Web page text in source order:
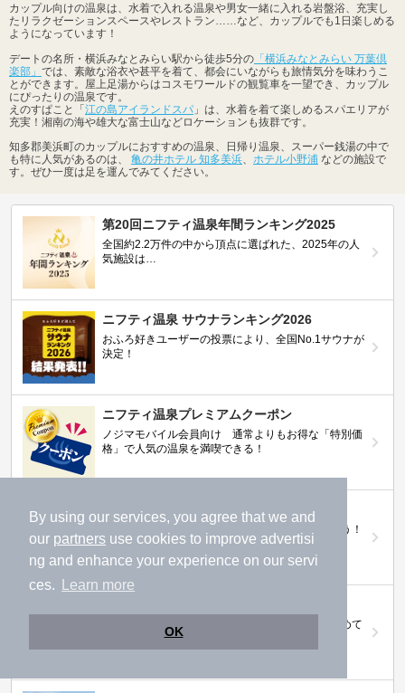
By using our services, you agree that we and
our partners use cookies to improve advertisi
ng and enhance your experience on our servi
ces.
Learn more
OK
カップル向けの温泉は、水着で入れる温泉や男女一緒に入れる岩盤浴、充実し
たリラクゼーションスペースやレストラン……など、カップルでも1日楽しめる
ようになっています！
デートの名所・横浜みなとみらい駅から徒歩5分の 「横浜みなとみらい 万葉倶
楽部」 では、素敵な浴衣や甚平を着て、都会にいながらも旅情気分を味わうこ
とができます。屋上足湯からはコスモワールドの観覧車を一望でき、カップル
にぴったりの温泉です。
えのすぱこと「江の島アイランドスパ 」は、水着を着て楽しめるスパエリアが
充実！湘南の海や雄大な富士山などロケーションも抜群です。
知多郡美浜町のカップルにおすすめの温泉、日帰り温泉、スーパー銭湯の中で
も特に人気があるのは、 亀の井ホテル 知多美浜 ホテル小野浦 などの施設で
す。ぜひ一度は足を運んでみてください。
第20回ニフティ温泉年間ランキング2025
全国約2.2万件の中から頂点に選ばれた、2025年の人
気施設は…
ニフティ温泉 サウナランキング2026
おふろ好きユーザーの投票により、全国No.1サウナが
決定！
ニフティ温泉プレミアムクーポン
ノジマモバイル会員向け 通常よりもお得な「特別価
格」で人気の温泉を満喫できる！
【ニフティ温泉 百名湯2026】
行ってみたい施設に投票してプレゼントを当てよう！
（全10回開催 / 合計260名様）
日本全国の岩盤浴情報だけをピックアップ。まとめて